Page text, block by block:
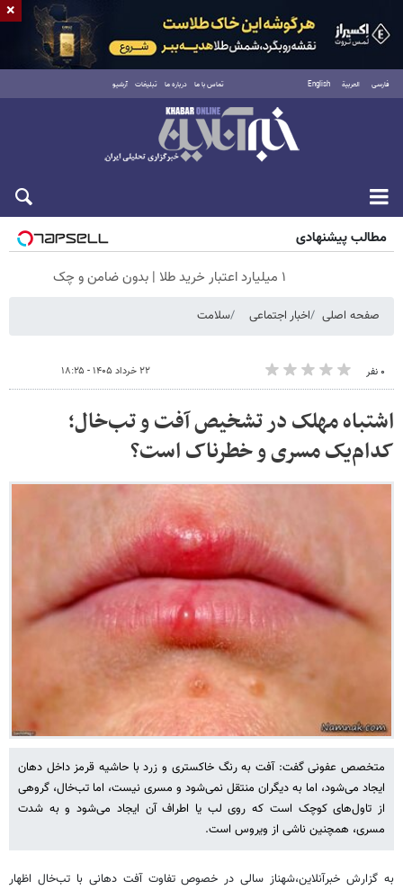
فارسی العربية English تماس با ما درباره ما تبلیغات آرشیو
شنبه ۱۷ مرداد ۱۴۰۵
مطالب پیشنهادی
۱ میلیارد اعتبار خرید طلا | بدون ضامن و چک
صفحه اصلی اخبار اجتماعی سلامت
۰ نفر ۲۲ خرداد ۱۴۰۵ - ۱۸:۲۵
اشتباه مهلک در تشخیص آفت و تب‌خال؛
کدام‌یک مسری و خطرناک است؟
متخصص عفونی گفت: آفت به رنگ خاکستری و زرد با حاشیه قرمز داخل دهان
ایجاد می‌شود، اما به دیگران منتقل نمی‌شود و مسری نیست، اما تب‌خال، گروهی
از تاول‌های کوچک است که روی لب یا اطراف آن ایجاد می‌شود و به شدت
مسری، همچنین ناشی از ویروس است.
به گزارش خبرآنلاین،شهناز سالی در خصوص تفاوت آفت دهانی با تب‌خال اظهار
×